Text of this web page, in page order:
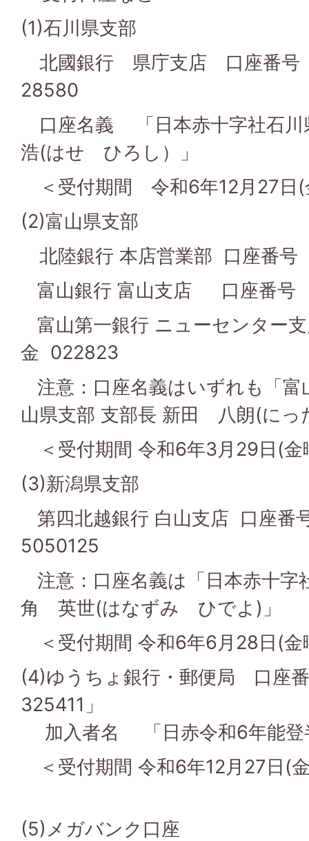
(1)石川県支部
北國銀行 県庁支店 口座番
28580
口座名義 「日本赤十字社
浩(はせ ひろし）」
＜受付期間 令和6年12月27日(
(2)富山県支部
北陸銀行 本店営業部 口座番
富山銀行 富山支店 口座番号
富山第一銀行 ニューセンター
金 022823
注意：口座名義はいずれも「富
山県支部 支部長 新田 八朗(に
＜受付期間 令和6年3月29日(金
(3)新潟県支部
第四北越銀行 白山支店 口座
5050125
注意：口座名義は「日本赤十字
角 英世(はなずみ ひでよ)」
＜受付期間 令和6年6月28日(金
(4)ゆうちょ銀行・郵便局 口座
325411」
加入者名 「日赤令和6年能登
＜受付期間 令和6年12月27日(
(5)メガバンク口座